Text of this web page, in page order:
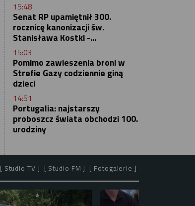
15:48
Senat RP upamiętnił 300.
rocznicę kanonizacji św.
Stanisława Kostki -...
15:03
Pomimo zawieszenia broni w
Strefie Gazy codziennie giną
dzieci
14:51
Portugalia: najstarszy
proboszcz świata obchodzi 100.
urodziny
[ Studio TV ] [ Studio FM ] [ Fotogalerie ]